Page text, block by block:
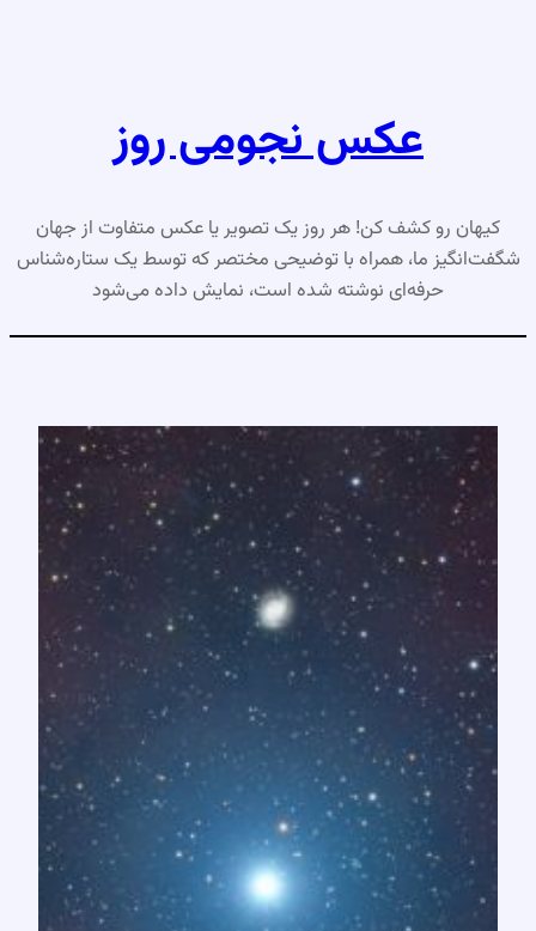
عکس نجومی روز
کیهان رو کشف کن! هر روز یک تصویر یا عکس متفاوت از جهان
شگفت‌انگیز ما، همراه با توضیحی مختصر که توسط یک ستاره‌شناس
حرفه‌ای نوشته شده است، نمایش داده می‌شود